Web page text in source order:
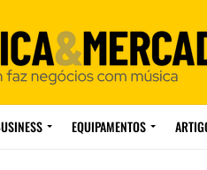
EQUIPAMENTOS